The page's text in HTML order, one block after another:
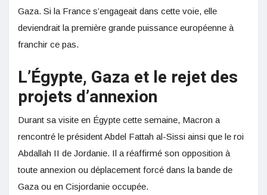
Gaza. Si la France s’engageait dans cette voie, elle
deviendrait la première grande puissance européenne à
franchir ce pas.
L’Égypte, Gaza et le rejet des
projets d’annexion
Durant sa visite en Égypte cette semaine, Macron a
rencontré le président Abdel Fattah al-Sissi ainsi que le roi
Abdallah II de Jordanie. Il a réaffirmé son opposition à
toute annexion ou déplacement forcé dans la bande de
Gaza ou en Cisjordanie occupée.